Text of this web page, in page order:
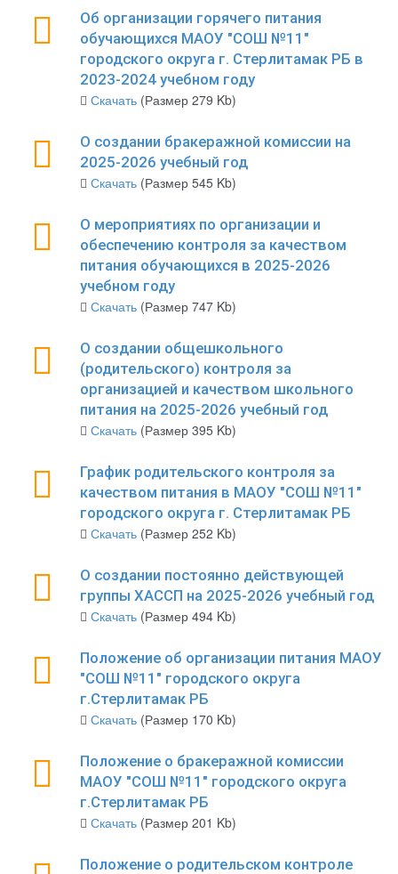
Об организации горячего питания
обучающихся МАОУ "СОШ №11"
городского округа г. Стерлитамак РБ в
2023-2024 учебном году
Скачать(Размер 279 Kb)
О создании бракеражной комиссии на
2025-2026 учебный год
Скачать(Размер 545 Kb)
О мероприятиях по организации и
обеспечению контроля за качеством
питания обучающихся в 2025-2026
учебном году
Скачать(Размер 747 Kb)
О создании общешкольного
(родительского) контроля за
организацией и качеством школьного
питания на 2025-2026 учебный год
Скачать(Размер 395 Kb)
График родительского контроля за
качеством питания в МАОУ "СОШ №11"
городского округа г. Стерлитамак РБ
Скачать(Размер 252 Kb)
О создании постоянно действующей
группы ХАССП на 2025-2026 учебный год
Скачать(Размер 494 Kb)
Положение об организации питания МАОУ
"СОШ №11" городского округа
г.Стерлитамак РБ
Скачать(Размер 170 Kb)
Положение о бракеражной комиссии
МАОУ "СОШ №11" городского округа
г.Стерлитамак РБ
Скачать(Размер 201 Kb)
Положение о родительском контроле